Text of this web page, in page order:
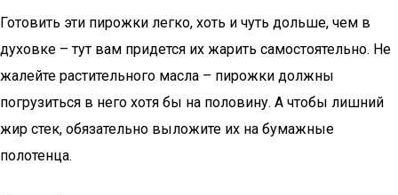
Готовить эти пирожки легко, хоть и чуть дольше, чем в
духовке – тут вам придется их жарить самостоятельно. Не
жалейте растительного масла – пирожки должны
погрузиться в него хотя бы на половину. А чтобы лишний
жир стек, обязательно выложите их на бумажные
полотенца.